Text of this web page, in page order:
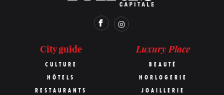
City guide
CULTURE
HÔTELS
RESTAURANTS
Luxury Place
BEAUTÉ
HORLOGERIE
JOAILLERIE